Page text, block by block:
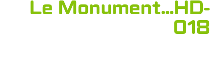
Le Monument…HD-
018